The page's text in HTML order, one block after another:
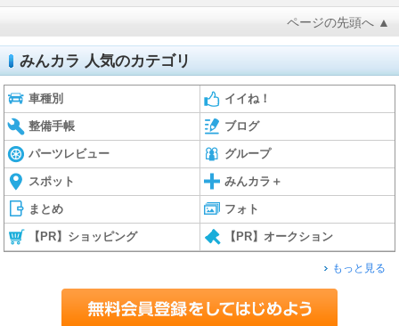
ページの先頭へ ▲
みんカラ 人気のカテゴリ
車種別 イイね！
整備手帳 ブログ
パーツレビュー グループ
スポット みんカラ＋
まとめ フォト
【PR】ショッピング 【PR】オークション
もっと見る